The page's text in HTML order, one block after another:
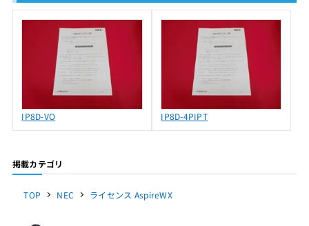
IP8D-VO IP8D-4PIPT
掲載カテゴリ
TOP NEC ライセンス AspireWX